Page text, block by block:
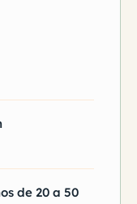
de 20 a 50